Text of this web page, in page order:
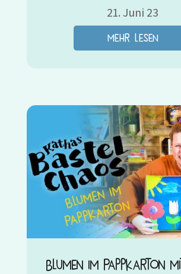
21. Juni 23
mehr lesen
Blumen im Pappkarton